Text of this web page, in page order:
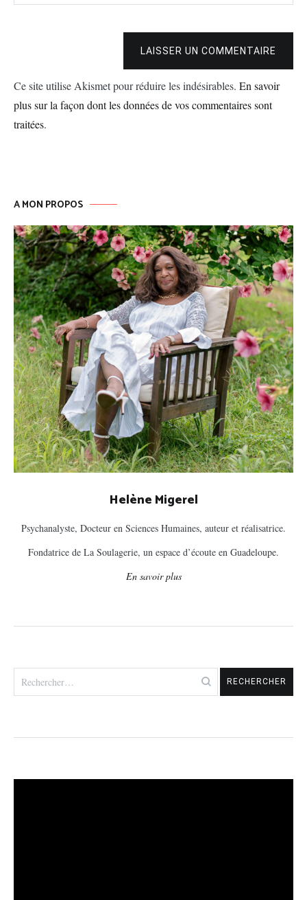
LAISSER UN COMMENTAIRE
Ce site utilise Akismet pour réduire les indésirables. En savoir
plus sur la façon dont les données de vos commentaires sont
traitées.
A MON PROPOS
Helène Migerel
Psychanalyste, Docteur en Sciences Humaines, auteur et réalisatrice.
Fondatrice de La Soulagerie, un espace d’écoute en Guadeloupe.
En savoir plus